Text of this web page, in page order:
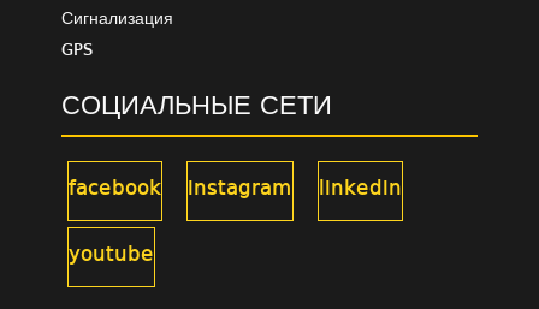
Сигнализация
GPS
СОЦИАЛЬНЫЕ СЕТИ
facebook instagram linkedin
youtube